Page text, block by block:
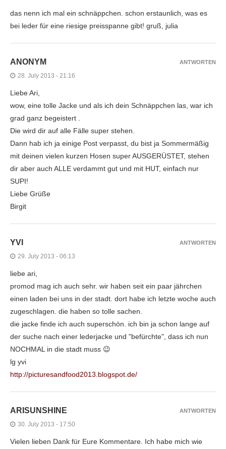
das nenn ich mal ein schnäppchen. schon erstaunlich, was es
bei leder für eine riesige preisspanne gibt! gruß, julia
ANONYM
28. July 2013 - 21:16
Liebe Ari,
wow, eine tolle Jacke und als ich dein Schnäppchen las, war ich
grad ganz begeistert .
Die wird dir auf alle Fälle super stehen.
Dann hab ich ja einige Post verpasst, du bist ja Sommermäßig
mit deinen vielen kurzen Hosen super AUSGERÜSTET, stehen
dir aber auch ALLE verdammt gut und mit HUT, einfach nur
SUPI!
Liebe Grüße
Birgit
ANTWORTEN
YVI
29. July 2013 - 06:13
liebe ari,
promod mag ich auch sehr. wir haben seit ein paar jährchen
einen laden bei uns in der stadt. dort habe ich letzte woche auch
zugeschlagen. die haben so tolle sachen.
die jacke finde ich auch superschön. ich bin ja schon lange auf
der suche nach einer lederjacke und "befürchte", dass ich nun
NOCHMAL in die stadt muss 😉
lg yvi
http://picturesandfood2013.blogspot.de/
ANTWORTEN
ARISUNSHINE
30. July 2013 - 17:50
Vielen lieben Dank für Eure Kommentare. Ich habe mich wie
ANTWORTEN